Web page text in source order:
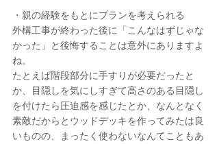
・親の経験をもとにプランを考えられる
外構工事が終わった後に「こんなはずじゃな
かった」と後悔することは意外にありますよ
ね。
たとえば階段部分に手すりが必要だったと
か、目隠しを気にしすぎて高さのある目隠し
を付けたら圧迫感を感じたとか、なんとなく
素敵だからとウッドデッキを作ってみたは良
いものの、まったく使わないなんてこともあ